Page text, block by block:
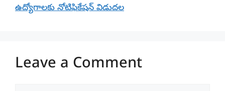
ఉద్యోగాలకు నోటిఫికేషన్ విడుదల
Leave a Comment